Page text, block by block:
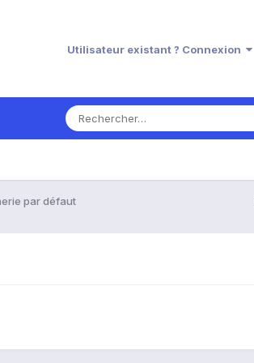
Utilisateur existant ? Connexion
par défaut